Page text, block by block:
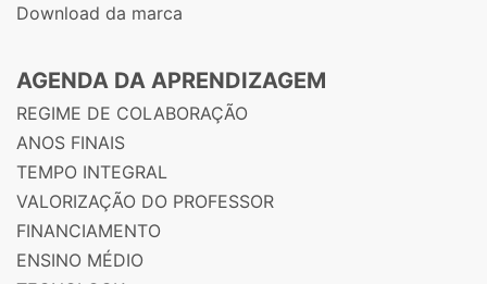
Download da marca
AGENDA DA APRENDIZAGEM
REGIME DE COLABORAÇÃO
ANOS FINAIS
TEMPO INTEGRAL
VALORIZAÇÃO DO PROFESSOR
FINANCIAMENTO
ENSINO MÉDIO